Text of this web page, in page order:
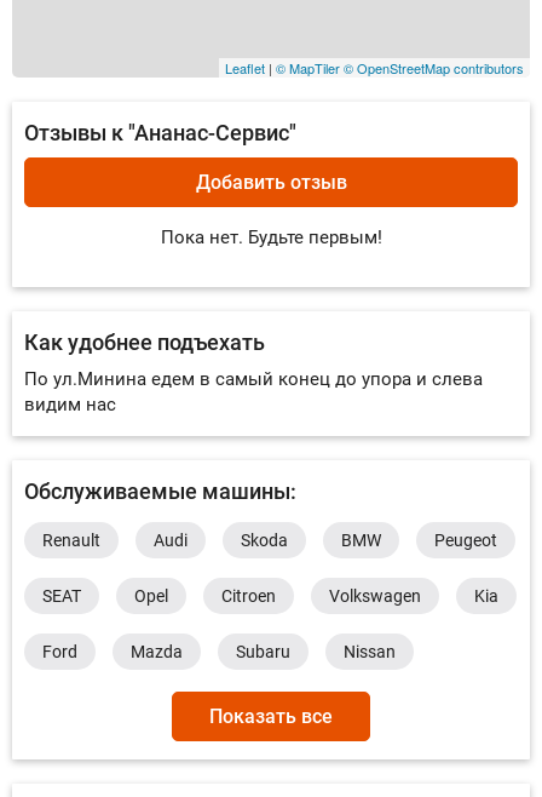
Leaflet | © MapTiler© OpenStreetMap contributors
Отзывы к "Ананас-Сервис"
Добавить отзыв
Пока нет. Будьте первым!
Как удобнее подъехать
По ул.Минина едем в самый конец до упора и слева
видим нас
Обслуживаемые машины:
Renault Audi Skoda BMW Peugeot
SEAT Opel Citroen Volkswagen Kia
Ford Mazda Subaru Nissan
Chrysler Dodge GMC Honda
Показать все